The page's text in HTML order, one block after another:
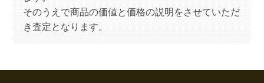
そのうえで商品の価値と価格の説明をさせていただ
き査定となります。